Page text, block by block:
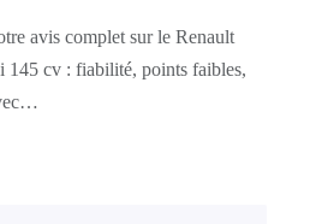
avis complet sur le Renault
145 cv : fiabilité, points faibles,